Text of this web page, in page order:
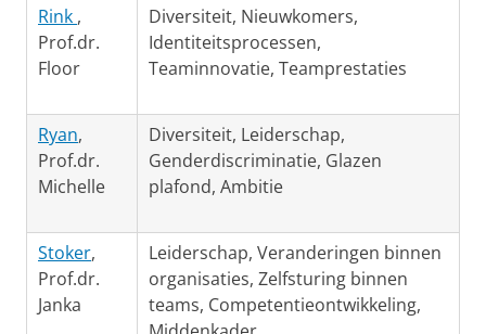
Rink ,
Prof.dr.
Floor
Diversiteit, Nieuwkomers,
Identiteitsprocessen,
Teaminnovatie, Teamprestaties
Ryan,
Prof.dr.
Michelle
Diversiteit, Leiderschap,
Genderdiscriminatie, Glazen
plafond, Ambitie
Stoker,
Prof.dr.
Janka
Leiderschap, Veranderingen binnen
organisaties, Zelfsturing binnen
teams, Competentieontwikkeling,